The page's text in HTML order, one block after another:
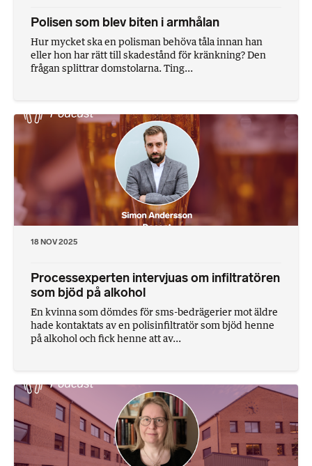
Polisen som blev biten i armhålan
Hur mycket ska en polisman behöva tåla innan han
eller hon har rätt till skadestånd för kränkning? Den
frågan splittrar domstolarna. Ting...
18 NOV 2025
Processexperten intervjuas om infiltratören
som bjöd på alkohol
En kvinna som dömdes för sms-bedrägerier mot äldre
hade kontaktats av en polisinfiltratör som bjöd henne
på alkohol och fick henne att av...